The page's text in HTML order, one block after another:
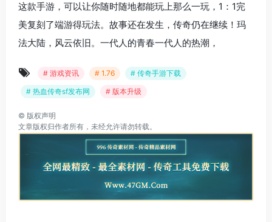
这款手游，可以让你随时随地都能玩上那么一玩，1：1完
美复刻了端游得玩法。故事还在发生，传奇仍在继续！玛
法大陆，风云依旧。一代人的青春一代人的热潮，
# 游戏资讯 # 1.76
# 传奇手游下载
# 热血传奇sf发布网
# 版本升级
© 版权声明
文章版权归作者所有，未经允许请勿转载。